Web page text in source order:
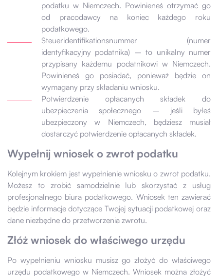
podatku w Niemczech. Powinieneś otrzymać go
od pracodawcy na koniec każdego roku
podatkowego.
Steueridentifikationsnummer (numer
identyfikacyjny podatnika) – to unikalny numer
przypisany każdemu podatnikowi w Niemczech.
Powinieneś go posiadać, ponieważ będzie on
wymagany przy składaniu wniosku.
Potwierdzenie opłacanych składek do
ubezpieczenia społecznego – jeśli byłeś
ubezpieczony w Niemczech, będziesz musiał
dostarczyć potwierdzenie opłacanych składek.
Wypełnij wniosek o zwrot podatku
Kolejnym krokiem jest wypełnienie wniosku o zwrot podatku.
Możesz to zrobić samodzielnie lub skorzystać z usług
profesjonalnego biura podatkowego. Wniosek ten zawierać
będzie informacje dotyczące Twojej sytuacji podatkowej oraz
dane niezbędne do przetworzenia zwrotu.
Złóż wniosek do właściwego urzędu
Po wypełnieniu wniosku musisz go złożyć do właściwego
urzędu podatkowego w Niemczech. Wniosek można złożyć